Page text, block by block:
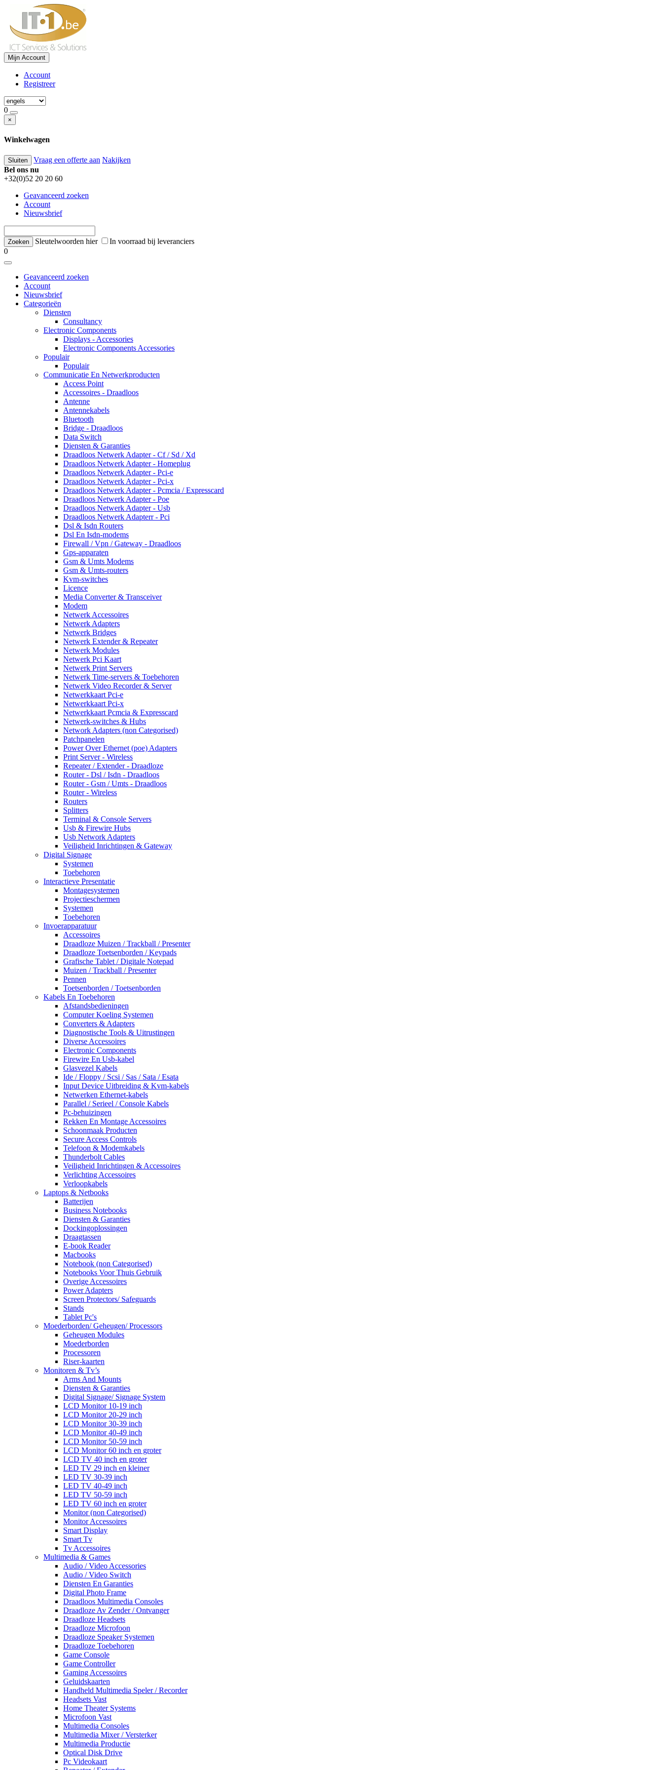
Mijn Account
Account
Registreer
0
×
Winkelwagen
Sluiten Vraag een offerte aan Nakijken
Bel ons nu
+32(0)52 20 20 60
Geavanceerd zoeken
Account
Nieuwsbrief
Sleutelwoorden hier
In voorraad bij leveranciers
0
Geavanceerd zoeken
Account
Nieuwsbrief
Categorieën
Diensten
Consultancy
Electronic Components
Displays - Accessories
Electronic Components Accessories
Populair
Populair
Communicatie En Netwerkproducten
Access Point
Accessoires - Draadloos
Antenne
Antennekabels
Bluetooth
Bridge - Draadloos
Data Switch
Diensten & Garanties
Draadloos Netwerk Adapter - Cf / Sd / Xd
Draadloos Netwerk Adapter - Homeplug
Draadloos Netwerk Adapter - Pci-e
Draadloos Netwerk Adapter - Pci-x
Draadloos Netwerk Adapter - Pcmcia / Expresscard
Draadloos Netwerk Adapter - Poe
Draadloos Netwerk Adapter - Usb
Draadloos Netwerk Adapterr - Pci
Dsl & Isdn Routers
Dsl En Isdn-modems
Firewall / Vpn / Gateway - Draadloos
Gps-apparaten
Gsm & Umts Modems
Gsm & Umts-routers
Kvm-switches
Licence
Media Converter & Transceiver
Modem
Netwerk Accessoires
Netwerk Adapters
Netwerk Bridges
Netwerk Extender & Repeater
Netwerk Modules
Netwerk Pci Kaart
Netwerk Print Servers
Netwerk Time-servers & Toebehoren
Netwerk Video Recorder & Server
Netwerkkaart Pci-e
Netwerkkaart Pci-x
Netwerkkaart Pcmcia & Expresscard
Netwerk-switches & Hubs
Network Adapters (non Categorised)
Patchpanelen
Power Over Ethernet (poe) Adapters
Print Server - Wireless
Repeater / Extender - Draadloze
Router - Dsl / Isdn - Draadloos
Router - Gsm / Umts - Draadloos
Router - Wireless
Routers
Splitters
Terminal & Console Servers
Usb & Firewire Hubs
Usb Network Adapters
Veiligheid Inrichtingen & Gateway
Digital Signage
Systemen
Toebehoren
Interactieve Presentatie
Montagesystemen
Projectieschermen
Systemen
Toebehoren
Invoerapparatuur
Accessoires
Draadloze Muizen / Trackball / Presenter
Draadloze Toetsenborden / Keypads
Grafische Tablet / Digitale Notepad
Muizen / Trackball / Presenter
Pennen
Toetsenborden / Toetsenborden
Kabels En Toebehoren
Afstandsbedieningen
Computer Koeling Systemen
Converters & Adapters
Diagnostische Tools & Uitrustingen
Diverse Accessoires
Electronic Components
Firewire En Usb-kabel
Glasvezel Kabels
Ide / Floppy / Scsi / Sas / Sata / Esata
Input Device Uitbreiding & Kvm-kabels
Netwerken Ethernet-kabels
Parallel / Serieel / Console Kabels
Pc-behuizingen
Rekken En Montage Accessoires
Schoonmaak Producten
Secure Access Controls
Telefoon & Modemkabels
Thunderbolt Cables
Veiligheid Inrichtingen & Accessoires
Verlichting Accessoires
Verloopkabels
Laptops & Netbooks
Batterijen
Business Notebooks
Diensten & Garanties
Dockingoplossingen
Draagtassen
E-book Reader
Macbooks
Notebook (non Categorised)
Notebooks Voor Thuis Gebruik
Overige Accessoires
Power Adapters
Screen Protectors/ Safeguards
Stands
Tablet Pc's
Moederborden/ Geheugen/ Processors
Geheugen Modules
Moederborden
Processoren
Riser-kaarten
Monitoren & Tv’s
Arms And Mounts
Diensten & Garanties
Digital Signage/ Signage System
LCD Monitor 10-19 inch
LCD Monitor 20-29 inch
LCD Monitor 30-39 inch
LCD Monitor 40-49 inch
LCD Monitor 50-59 inch
LCD Monitor 60 inch en groter
LCD TV 40 inch en groter
LED TV 29 inch en kleiner
LED TV 30-39 inch
LED TV 40-49 inch
LED TV 50-59 inch
LED TV 60 inch en groter
Monitor (non Categorised)
Monitor Accessoires
Smart Display
Smart Tv
Tv Accessoires
Multimedia & Games
Audio / Video Accessories
Audio / Video Switch
Diensten En Garanties
Digital Photo Frame
Draadloos Multimedia Consoles
Draadloze Av Zender / Ontvanger
Draadloze Headsets
Draadloze Microfoon
Draadloze Speaker Systemen
Draadloze Toebehoren
Game Console
Game Controller
Gaming Accessoires
Geluidskaarten
Handheld Multimedia Speler / Recorder
Headsets Vast
Home Theater Systems
Microfoon Vast
Multimedia Consoles
Multimedia Mixer / Versterker
Multimedia Productie
Optical Disk Drive
Pc Videokaart